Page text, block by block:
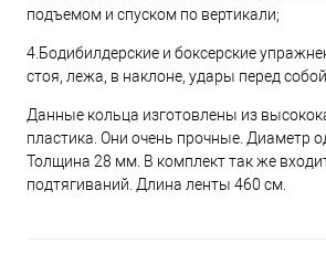
подъемом и спуском по вертикали;
4.Бодибилдерские и боксерские
стоя, лежа, в наклоне, удары перед
Данные кольца изготовлены из
пластика. Они очень прочные. Диаметр
Толщина 28 мм. В комплект так же
подтягиваний. Длина ленты 460 см.